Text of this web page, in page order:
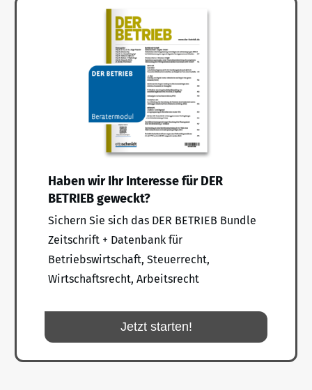
Haben wir Ihr Interesse für DER
BETRIEB geweckt?
Sichern Sie sich das DER BETRIEB Bundle
Zeitschrift + Datenbank für
Betriebswirtschaft, Steuerrecht,
Wirtschaftsrecht, Arbeitsrecht
Jetzt starten!